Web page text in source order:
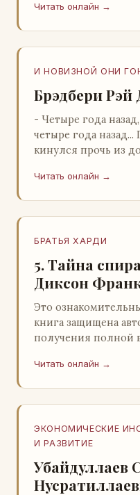
видом с…
Читать онлайн →
И НОВИЗНОЙ ОНИ
Брэдбери Рэй
- Четыре года
четыре года
кинулся прочь из
Читать онлайн →
БРАТЬЯ ХАРДИ
5. Тайна
Диксон
Это
книга защищена
получения полной
легального ко…
Читать онлайн →
ЭКОНОМИЧЕСКИЕ
И РАЗВИТИЕ
Убайдуллаев